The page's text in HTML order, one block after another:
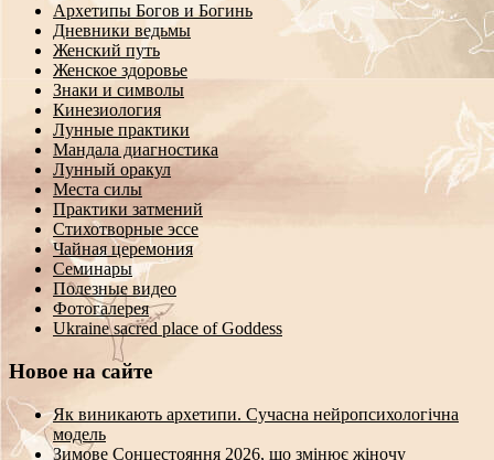
Архетипы Богов и Богинь
Дневники ведьмы
Женский путь
Женское здоровье
Знаки и символы
Кинезиология
Лунные практики
Мандала диагностика
Лунный оракул
Места силы
Практики затмений
Стихотворные эссе
Чайная церемония
Семинары
Полезные видео
Фотогалерея
Ukraine sacred place of Goddess
Новое на сайте
Як виникають архетипи. Сучасна нейропсихологічна
модель
Зимове Сонцестояння 2026, що змінює жіночу